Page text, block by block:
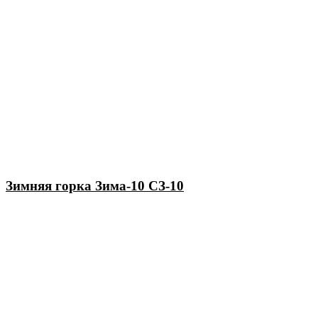
Зимняя горка Зима-10 СЗ-10